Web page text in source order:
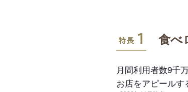
特長1
食べ
月間利用者数9千
お店をアピールす